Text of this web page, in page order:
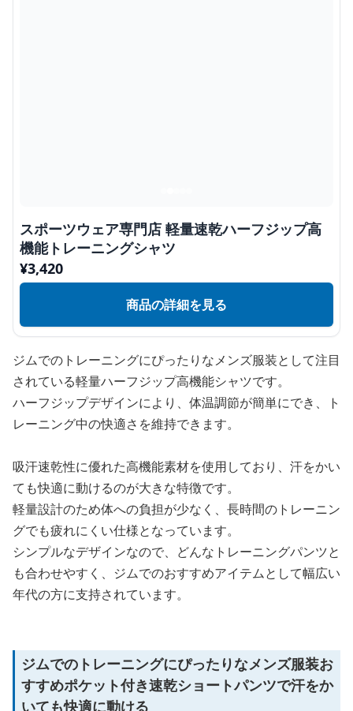
スポーツウェア専門店 軽量速乾ハーフジップ高
機能トレーニングシャツ
¥3,420
商品の詳細を見る
ジムでのトレーニングにぴったりなメンズ服装として注目
されている軽量ハーフジップ高機能シャツです。
ハーフジップデザインにより、体温調節が簡単にでき、ト
レーニング中の快適さを維持できます。
吸汗速乾性に優れた高機能素材を使用しており、汗をかい
ても快適に動けるのが大きな特徴です。
軽量設計のため体への負担が少なく、長時間のトレーニン
グでも疲れにくい仕様となっています。
シンプルなデザインなので、どんなトレーニングパンツと
も合わせやすく、ジムでのおすすめアイテムとして幅広い
年代の方に支持されています。
ジムでのトレーニングにぴったりなメンズ服装お
すすめポケット付き速乾ショートパンツで汗をか
いても快適に動ける